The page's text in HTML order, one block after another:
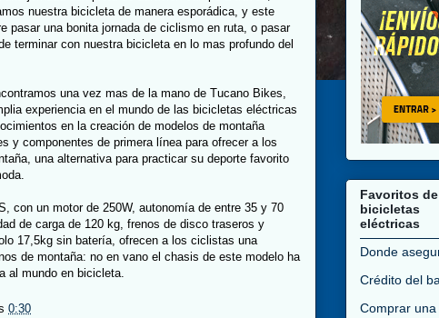
nuestra bicicleta de manera esporádica, y este
pasar una bonita jornada de ciclismo en ruta, o pasar
terminar con nuestra bicicleta en lo mas profundo del
una vez mas de la mano de Tucano Bikes,
experiencia en el mundo de las bicicletas eléctricas
en la creación de modelos de montaña
y componentes de primera línea para ofrecer a los
una alternativa para practicar su deporte favorito
con un motor de 250W, autonomía de entre 35 y 70
de carga de 120 kg, frenos de disco traseros y
17,5kg sin batería, ofrecen a los ciclistas una
de montaña: no en vano el chasis de este modelo ha
al mundo en bicicleta.
0:30
Favoritos de
bicicletas
eléctricas
Donde
Crédito del
Comprar